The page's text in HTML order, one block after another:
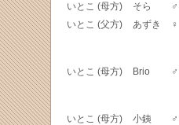
いとこ (母方) そら ♂
いとこ (父方) あずき ♀
いとこ (母方) Brio ♂
いとこ (母方) 小銕 ♂